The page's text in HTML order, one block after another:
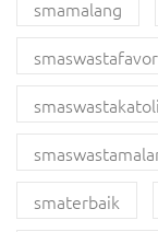
smamalang
smaterbaik